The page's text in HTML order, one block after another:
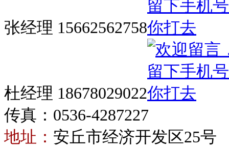
张经理 15662562758
杜经理 18678029022
传真：0536-4287227
地址： 安丘市经济开发区25号